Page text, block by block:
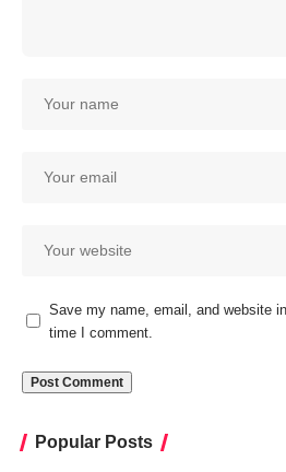
Save my name, email, and website
time I comment.
Popular Posts